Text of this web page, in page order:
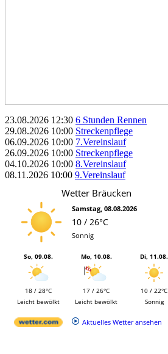
23.08.2026 12:30 6 Stunden Rennen
29.08.2026 10:00 Streckenpflege
06.09.2026 10:00 7.Vereinslauf
26.09.2026 10:00 Streckenpflege
04.10.2026 10:00 8.Vereinslauf
08.11.2026 10:00 9.Vereinslauf
Wetter Bräucken
Samstag, 08.08.2026
10 / 26°C
Sonnig
So, 09.08.
18 / 28°C
Leicht bewölkt
Mo, 10.08.
17 / 26°C
Leicht bewölkt
Di, 11.08.
10 / 22°C
Sonnig
Aktuelles Wetter ansehen